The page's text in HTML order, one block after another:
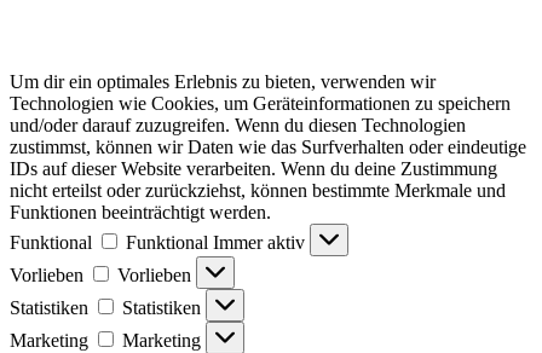
Um dir ein optimales Erlebnis zu bieten, verwenden wir
Technologien wie Cookies, um Geräteinformationen zu speichern
und/oder darauf zuzugreifen. Wenn du diesen Technologien
zustimmst, können wir Daten wie das Surfverhalten oder eindeutige
IDs auf dieser Website verarbeiten. Wenn du deine Zustimmung
nicht erteilst oder zurückziehst, können bestimmte Merkmale und
Funktionen beeinträchtigt werden.
Funktional
Funktional Immer aktiv
Vorlieben
Vorlieben
Statistiken
Statistiken
Marketing
Marketing